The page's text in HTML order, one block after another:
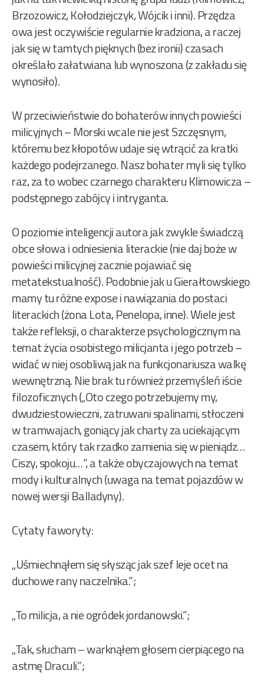
Brzozowicz, Kołodziejczyk, Wójcik i inni). Przędza
owa jest oczywiście regularnie kradziona, a raczej
jak się w tamtych pięknych (bez ironii) czasach
określało załatwiana lub wynoszona (z zakładu się
wynosiło).
W przeciwieństwie do bohaterów innych powieści
milicyjnych – Morski wcale nie jest Szczęsnym,
któremu bez kłopotów udaje się wtrącić za kratki
każdego podejrzanego. Nasz bohater myli się tylko
raz, za to wobec czarnego charakteru Klimowicza –
podstępnego zabójcy i intryganta.
O poziomie inteligencji autora jak zwykle świadczą
obce słowa i odniesienia literackie (nie daj boże w
powieści milicyjnej zacznie pojawiać się
metatekstualność). Podobnie jak u Gierałtowskiego
mamy tu różne expose i nawiązania do postaci
literackich (żona Lota, Penelopa, inne). Wiele jest
także refleksji, o charakterze psychologicznym na
temat życia osobistego milicjanta i jego potrzeb –
widać w niej osobliwą jak na funkcjonariusza walkę
wewnętrzną. Nie brak tu również przemyśleń iście
filozoficznych („Oto czego potrzebujemy my,
dwudziestowieczni, zatruwani spalinami, stłoczeni
w tramwajach, goniący jak charty za uciekającym
czasem, który tak rzadko zamienia się w pieniądz…
Ciszy, spokoju…”, a także obyczajowych na temat
mody i kulturalnych (uwaga na temat pojazdów w
nowej wersji Balladyny).
Cytaty faworyty:
„Uśmiechnąłem się słysząc jak szef leje ocet na
duchowe rany naczelnika.”;
„To milicja, a nie ogródek jordanowski.”;
„Tak, słucham – warknąłem głosem cierpiącego na
astmę Draculi.”;